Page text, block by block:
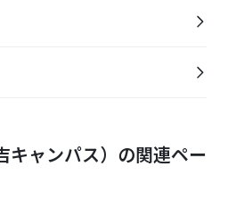
キャンパス）の関連ペー